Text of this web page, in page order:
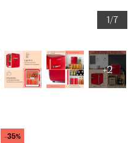
1/7
+2
-35%